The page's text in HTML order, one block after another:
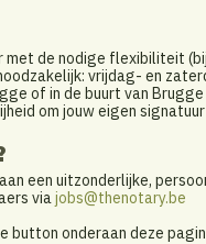
met de nodige flexibiliteit
vrijdag- en
of in de buurt van Brugge
om jouw eigen
een uitzonderlijke,
viajobs@thenotary.be
button onderaan deze